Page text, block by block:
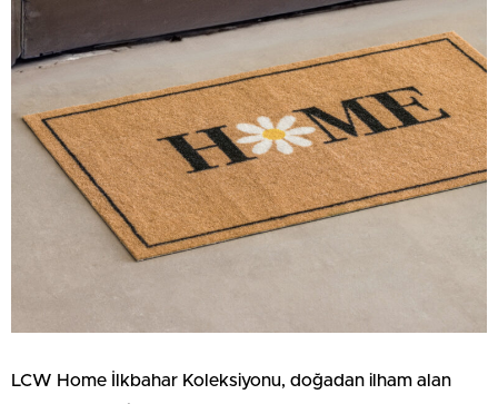
LCW Home İlkbahar Koleksiyonu, doğadan ilham alan